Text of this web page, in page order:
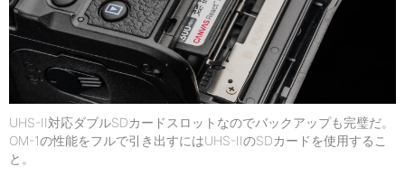
UHS-II対応ダブルSDカードスロットなのでバックアップも完璧だ。
OM-1の性能をフルで引き出すにはUHS-IIのSDカードを使用するこ
と。